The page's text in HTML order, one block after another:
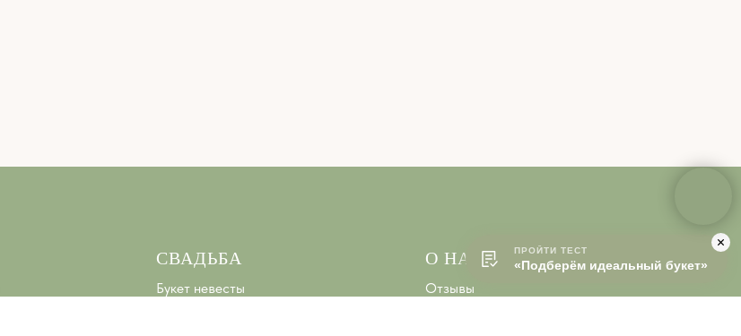
СВАДЬБА
Букет невесты
О НАС
Отзывы
ПРОЙТИ ТЕСТ
«Подберём идеальный букет»